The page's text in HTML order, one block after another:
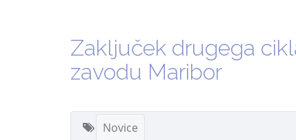
Zaključek drugega
zavodu Maribor
Novice